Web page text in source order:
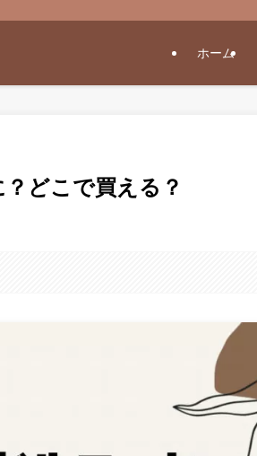
ホーム
どこで買える？